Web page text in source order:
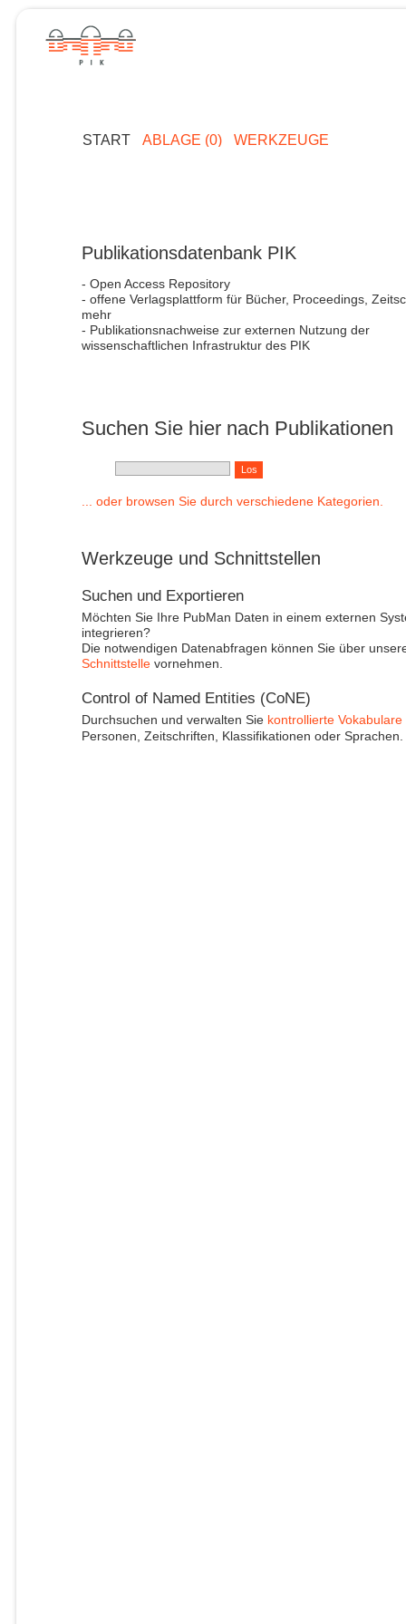
START ABLAGE (0) WERKZEUGE
Publikationsdatenbank PIK
- Open Access Repository
- offene Verlagsplattform für Bücher, Proceedings,
mehr
- Publikationsnachweise zur externen Nutzung der
wissenschaftlichen Infrastruktur des PIK
Suchen Sie hier nach Publikationen
... oder browsen Sie durch verschiedene Kategorien.
Werkzeuge und Schnittstellen
Suchen und Exportieren
Möchten Sie Ihre PubMan Daten in einem externen
integrieren?
Die notwendigen Datenabfragen können Sie über
Schnittstellevornehmen.
Control of Named Entities (CoNE)
Durchsuchen und verwalten Sie kontrollierte Vokabulare
Personen, Zeitschriften, Klassifikationen oder Sprachen.